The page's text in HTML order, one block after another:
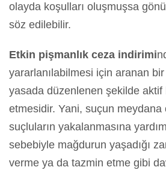
olayda koşulları oluşmuşsa
söz edilebilir.
Etkin pişmanlık ceza indirimi
yararlanılabilmesi için aranan
yasada düzenlenen şekilde aktif
etmesidir. Yani, suçun meydana
suçluların yakalanmasına
sebebiyle mağdurun yaşadığı
verme ya da tazmin etme gibi